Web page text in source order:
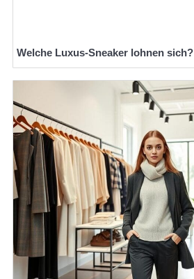
Welche Luxus-Sneaker lohnen sich?